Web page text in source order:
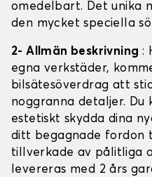
omedelbart. Det unika
den mycket speciella
2- Allmän beskrivning :
egna verkstäder,
bilsätesöverdrag att
noggranna detaljer. Du
estetiskt skydda dina
ditt begagnade fordon
tillverkade av pålitliga
levereras med 2 års